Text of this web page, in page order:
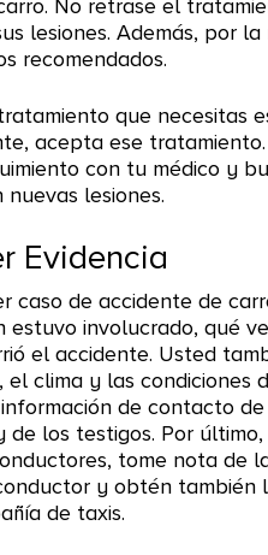
No retrase el
lesiones. Además, por
recomendados.
que necesitas
acepta ese
con tu médico y
nuevas lesiones.
Evidencia
caso de accidente de
estuvo involucrado, qué
el accidente. Usted
el clima y las condiciones
de contacto
de los testigos. Por
tome nota de
y obtén también
de taxis.